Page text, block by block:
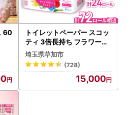
60
トイレットペーパー スコッ
ティ 3倍長持ち フラワーパ
ック 4ロール×6P
埼玉県草加市
(728)
15,000